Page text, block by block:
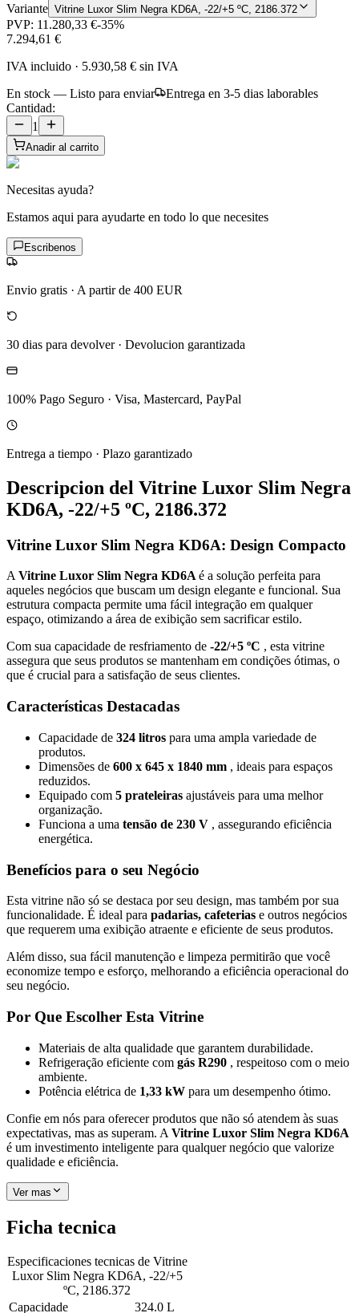
Variante Vitrine Luxor Slim Negra KD6A, -22/+5 ºC, 2186.372
PVP: 11.280,33 €-35%
7.294,61 €
IVA incluido · 5.930,58 € sin IVA
En stock — Listo para enviar
Entrega en 3-5 dias laborables
Cantidad:
1
Anadir al carrito
Necesitas ayuda?
Estamos aqui para ayudarte en todo lo que necesites
Escribenos
Envio gratis · A partir de 400 EUR
30 dias para devolver· Devolucion garantizada
100% Pago Seguro · Visa, Mastercard, PayPal
Entrega a tiempo · Plazo garantizado
Descripcion del Vitrine Luxor Slim Negra
KD6A, -22/+5 ºC, 2186.372
Vitrine Luxor Slim Negra KD6A: Design Compacto
AVitrine Luxor Slim Negra KD6Aé a solução perfeita para
aqueles negócios que buscam um design elegante e funcional. Sua
estrutura compacta permite uma fácil integração em qualquer
espaço, otimizando a área de exibição sem sacrificar estilo.
Com sua capacidade de resfriamento de -22/+5 ºC , esta vitrine
assegura que seus produtos se mantenham em condições ótimas, o
que é crucial para a satisfação de seus clientes.
Características Destacadas
Capacidade de 324 litros para uma ampla variedade de
produtos.
Dimensões de 600 x 645 x 1840 mm , ideais para espaços
reduzidos.
Equipado com 5 prateleiras ajustáveis para uma melhor
organização.
Funciona a uma tensão de 230 V , assegurando eficiência
energética.
Benefícios para o seu Negócio
Esta vitrine não só se destaca por seu design, mas também por sua
funcionalidade. É ideal para padarias, cafeterias e outros negócios
que requerem uma exibição atraente e eficiente de seus produtos.
Além disso, sua fácil manutenção e limpeza permitirão que você
economize tempo e esforço, melhorando a eficiência operacional do
seu negócio.
Por Que Escolher Esta Vitrine
Materiais de alta qualidade que garantem durabilidade.
Refrigeração eficiente com gás R290 , respeitoso com o meio
ambiente.
Potência elétrica de 1,33 kW para um desempenho ótimo.
Confie em nós para oferecer produtos que não só atendem às suas
expectativas, mas as superam. A Vitrine Luxor Slim Negra KD6A
é um investimento inteligente para qualquer negócio que valorize
qualidade e eficiência.
Ver mas
Ficha tecnica
Especificaciones tecnicas de Vitrine
Luxor Slim Negra KD6A, -22/+5
ºC, 2186.372
Capacidade
324.0 L